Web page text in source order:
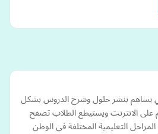
يساهم بنشر حلول وشرح الدروس بشكل
على الانترنت ويستيطع الطلاب تصفح
التعليمية المختلفة في الوطن